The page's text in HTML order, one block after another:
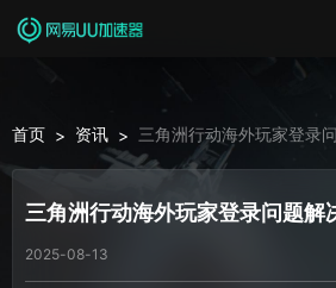
首页 > 资讯 > 三角洲行动海外玩家登录
三角洲行动海外玩家登录问题解
2025-08-13